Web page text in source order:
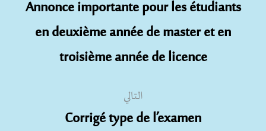
Annonce importante pour les étudiants
en deuxième année de master et en
troisième année de licence
التالي
Corrigé type de l’examen